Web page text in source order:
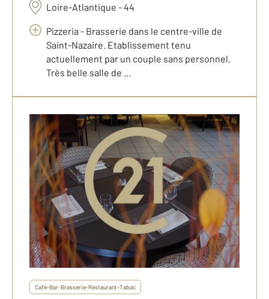
Loire-Atlantique - 44
Pizzeria - Brasserie dans le centre-ville de
Saint-Nazaire. Etablissement tenu
actuellement par un couple sans personnel.
Très belle salle de ...
Café-Bar-Brasserie-Restaurant-Tabac